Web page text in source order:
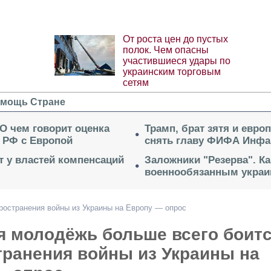
От роста цен до пустых
полок. Чем опасны
участившиеся удары по
украинским торговым
сетям
Стране
чем говорит оценка
РФ с Европой
у властей компенсаций
Трамп, брат зятя и
снять главу ФИФА
Заложники "Резерва".
военнообязанным
войны из Украины на Европу — опрос
молодёжь больше всего
войны из Украины на